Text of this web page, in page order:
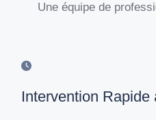
Une équipe de
Intervention Rapide